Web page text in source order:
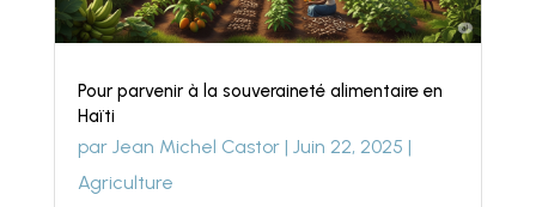
Pour parvenir à la souveraineté alimentaire en
Haïti
par Jean Michel Castor| Juin 22, 2025 |
Agriculture